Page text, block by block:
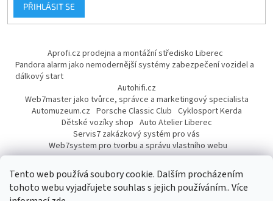
Tento web používá soubory cookie. Dalším procházením
tohoto webu vyjadřujete souhlas s jejich používáním.. Více
PŘIHLÁSIT SE
Aprofi.cz prodejna a montážní středisko Liberec
Pandora alarm jako nemodernější systémy zabezpečení vozidel a
dálkový start
Autohifi.cz
Web7master jako tvůrce, správce a marketingový specialista
Automuzeum.cz Porsche Classic Club Cyklosport Kerda
Dětské vozíky shop Auto Atelier Liberec
Servis7 zakázkový systém pro vás
Web7system pro tvorbu a správu vlastního webu
Dárek